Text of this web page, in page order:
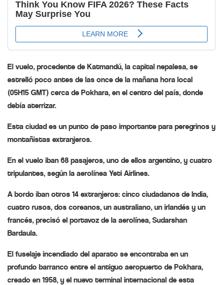
El vuelo, procedente de Katmandú, la capital nepalesa, se
estrelló poco antes de las once de la mañana hora local
(05H15 GMT) cerca de Pokhara, en el centro del país, donde
debía aterrizar.
Esta ciudad es un punto de paso importante para peregrinos y
montañistas extranjeros.
En el vuelo iban 68 pasajeros, uno de ellos argentino, y cuatro
tripulantes, según la aerolínea Yeti Airlines.
A bordo iban otros 14 extranjeros: cinco ciudadanos de India,
cuatro rusos, dos coreanos, un australiano, un irlandés y un
francés, precisó el portavoz de la aerolínea, Sudarshan
Bardaula.
El fuselaje incendiado del aparato se encontraba en un
profundo barranco entre el antiguo aeropuerto de Pokhara,
creado en 1958, y el nuevo terminal internacional de esta